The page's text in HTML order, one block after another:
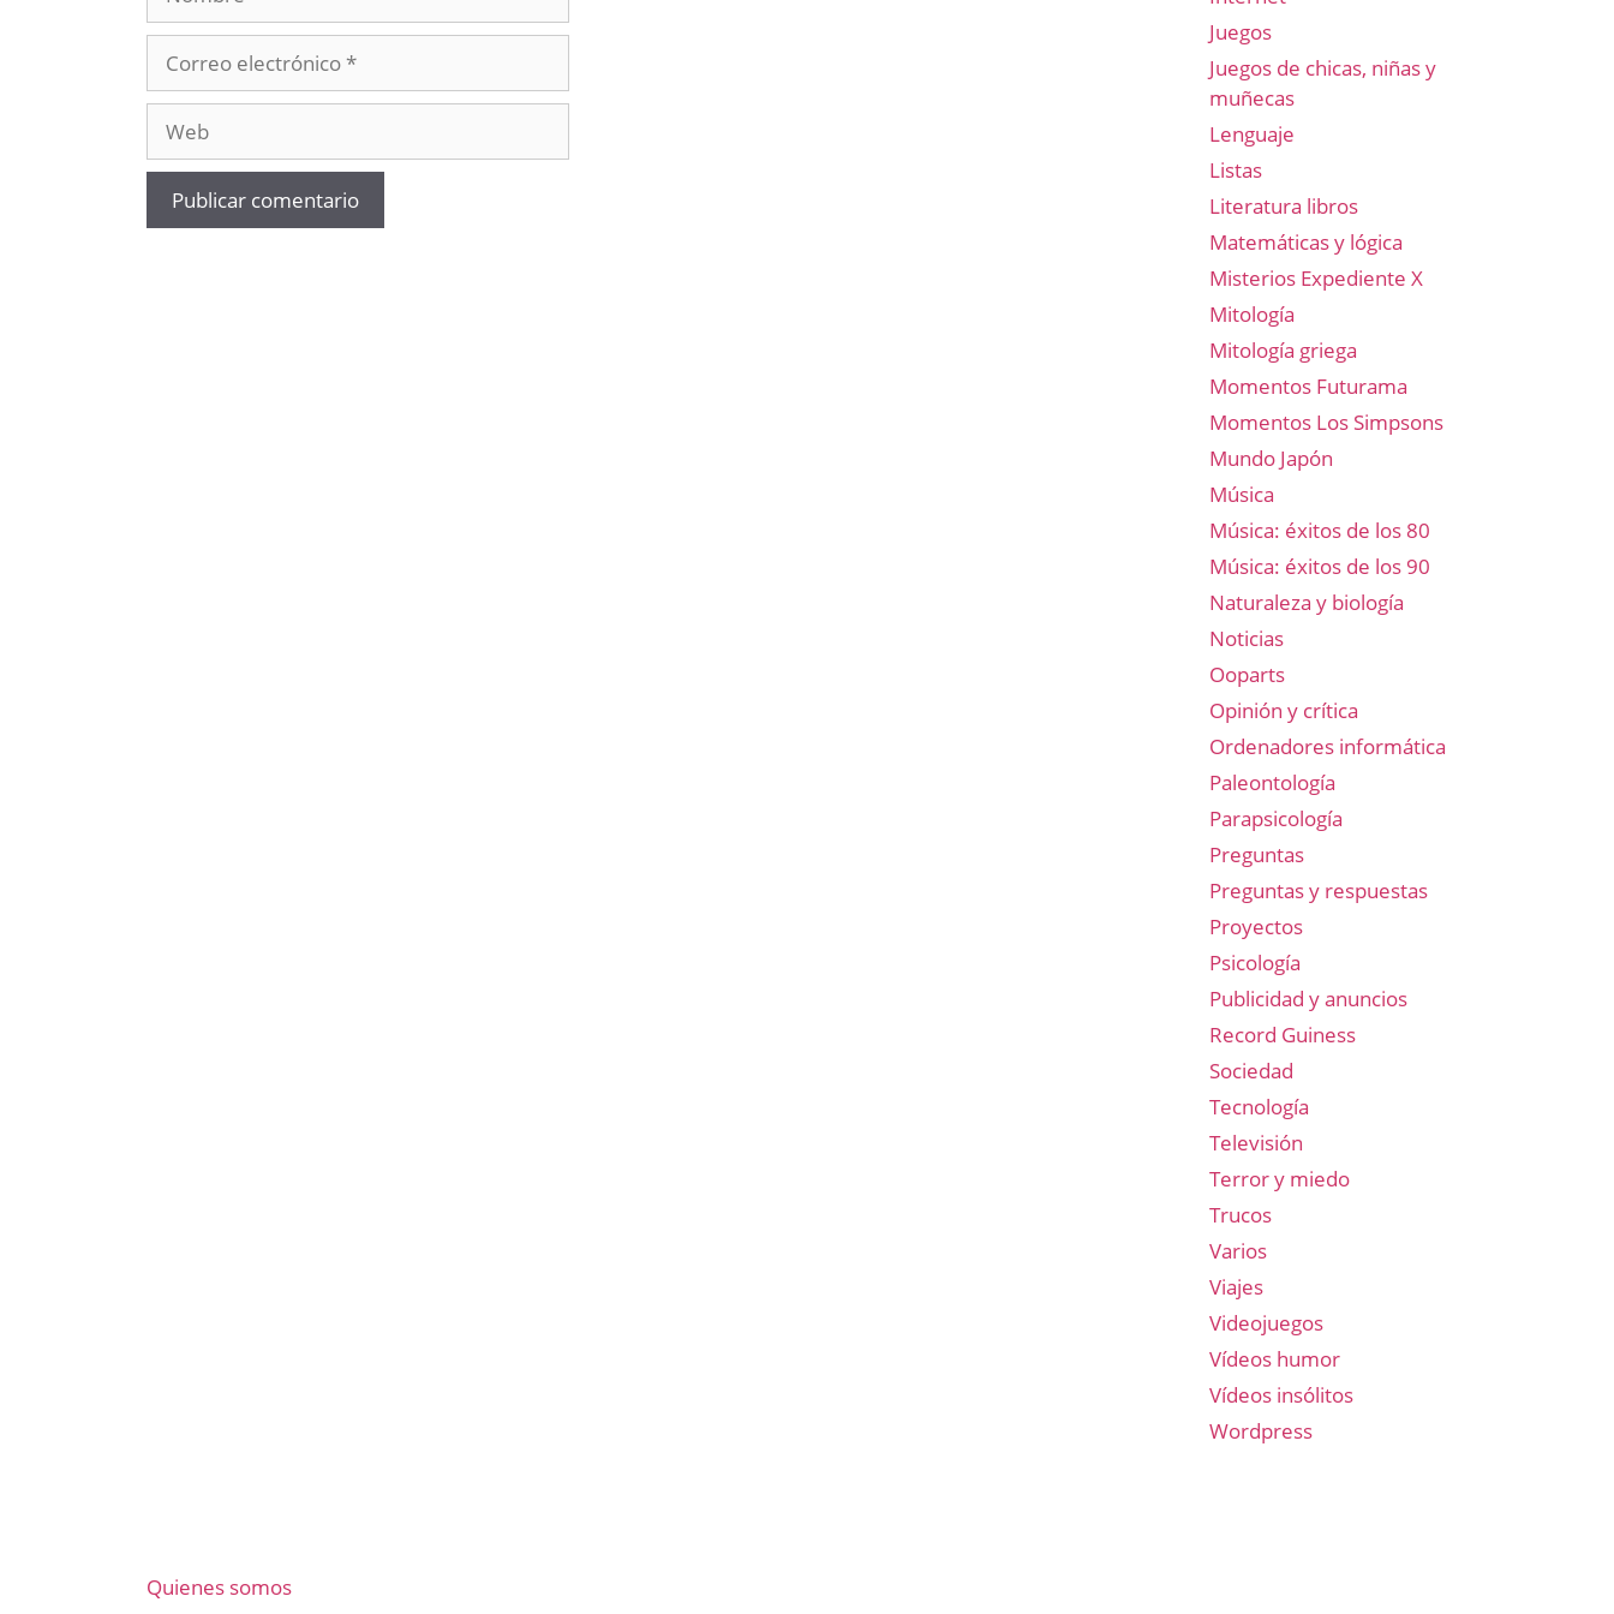
electrónico
Juegos
Juegos de chicas, niñas y
muñecas
Lenguaje
Listas
Literatura libros
Matemáticas y lógica
Misterios Expediente X
Mitología
Mitología griega
Momentos Futurama
Momentos Los Simpsons
Mundo Japón
Música
Música: éxitos de los 80
Música: éxitos de los 90
Naturaleza y biología
Noticias
Ooparts
Opinión y crítica
Ordenadores informática
Paleontología
Parapsicología
Preguntas
Preguntas y respuestas
Proyectos
Psicología
Publicidad y anuncios
Record Guiness
Sociedad
Tecnología
Televisión
Terror y miedo
Trucos
Varios
Viajes
Videojuegos
Vídeos humor
Vídeos insólitos
Wordpress
Quienes somos